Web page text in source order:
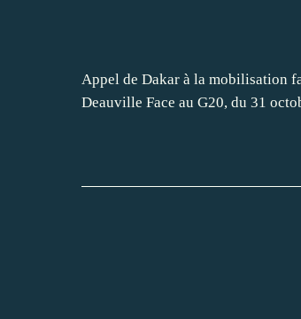
Appel de Dakar à la mobilisation
Deauville Face au G20, du 31